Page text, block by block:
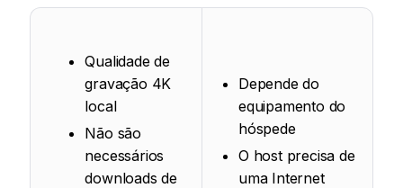
Qualidade de
gravação 4K
local
Não são
necessários
downloads de
Depende do
equipamento do
hóspede
O host precisa de
uma Internet